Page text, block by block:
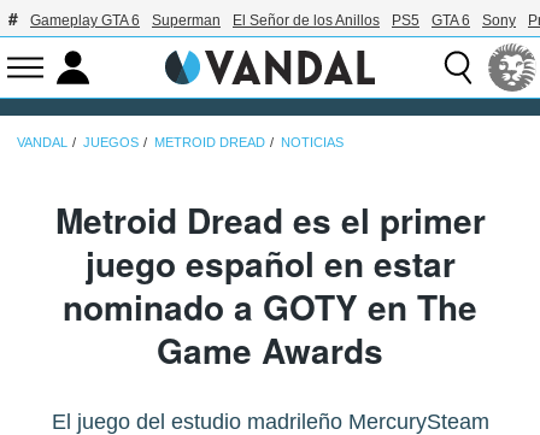
Gameplay GTA 6 Superman El Señor de los Anillos PS5 GTA 6 Sony
VANDAL JUEGOS METROID DREAD NOTICIAS
Metroid Dread es el primer
juego español en estar
nominado a GOTY en The
Game Awards
El juego del estudio madrileño MercurySteam